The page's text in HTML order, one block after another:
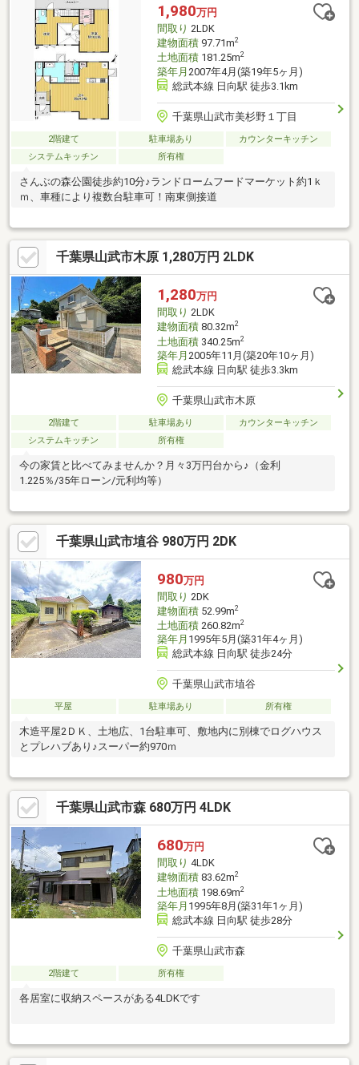
1,980万円
間取り 2LDK
建物面積97.71m2
土地面積181.25m2
築年月 2007年4月(築19年5ヶ月)
総武本線 日向駅 徒歩3.1km
千葉県山武市美杉野１丁目
2階建て 駐車場あり
カウンターキッチン
システムキッチン
所有権
さんぶの森公園徒歩約10分♪ランドロームフードマーケット約1ｋ
ｍ、車種により複数台駐車可！南東側接道
千葉県山武市木原 1,280万円 2LDK
1,280万円
間取り 2LDK
建物面積80.32m2
土地面積340.25m2
築年月 2005年11月(築20年10ヶ月)
総武本線 日向駅 徒歩3.3km
千葉県山武市木原
2階建て 駐車場あり
カウンターキッチン
システムキッチン
所有権
今の家賃と比べてみませんか？月々3万円台から♪（金利
1.225％/35年ローン/元利均等）
千葉県山武市埴谷 980万円 2DK
980万円
間取り 2DK
建物面積52.99m2
土地面積260.82m2
築年月 1995年5月(築31年4ヶ月)
総武本線 日向駅 徒歩24分
千葉県山武市埴谷
平屋 駐車場あり 所有権
木造平屋2ＤＫ、土地広、1台駐車可、敷地内に別棟でログハウス
とプレハブあり♪スーパー約970ｍ
千葉県山武市森 680万円 4LDK
680万円
間取り 4LDK
建物面積83.62m2
土地面積198.69m2
築年月 1995年8月(築31年1ヶ月)
総武本線 日向駅 徒歩28分
千葉県山武市森
2階建て 所有権
各居室に収納スペースがある4LDKです